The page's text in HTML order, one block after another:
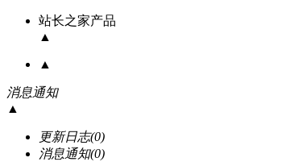
站长之家产品
▲
▲
消息通知
▲
更新日志(0)
消息通知(0)